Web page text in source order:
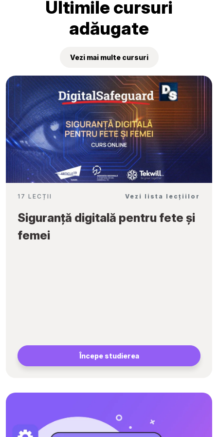
Ultimile cursuri
adăugate
Vezi mai multe cursuri
17 LECȚII Vezi lista lecțiilor
Siguranță digitală pentru fete și
femei
Începe studierea